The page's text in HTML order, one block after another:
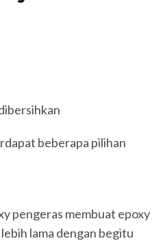
beberapa pilihan
pengeras membuat epoxy
lama dengan begitu